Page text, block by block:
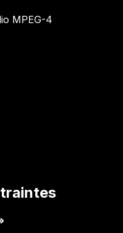
MPEG-4